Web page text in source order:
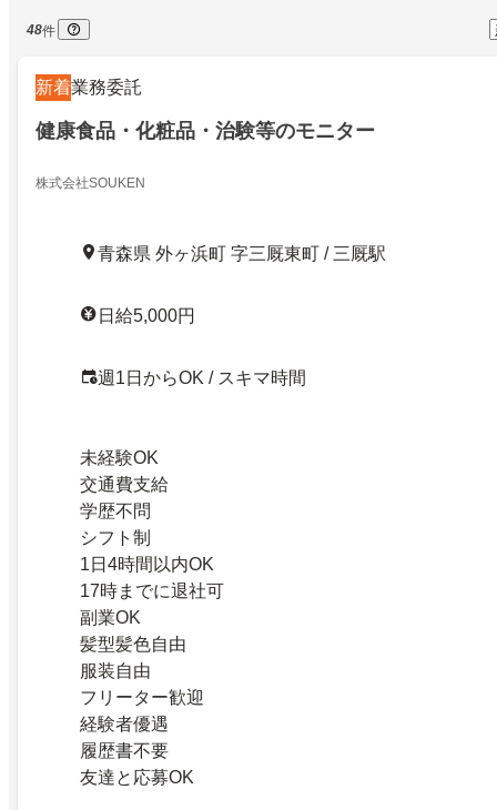
48件
新着業務委託
健康食品・化粧品・治験等のモニター
株式会社SOUKEN
青森県 外ヶ浜町 字三厩東町 / 三厩駅
日給5,000円
週1日からOK / スキマ時間
未経験OK
交通費支給
学歴不問
シフト制
1日4時間以内OK
17時までに退社可
副業OK
髪型髪色自由
服装自由
フリーター歓迎
経験者優遇
履歴書不要
友達と応募OK